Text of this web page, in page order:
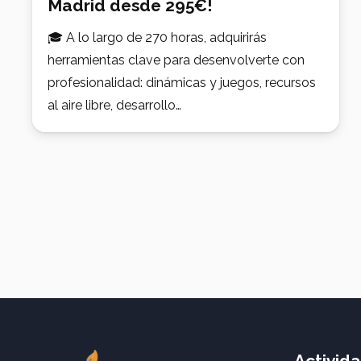
Madrid desde 295€!
🎓 A lo largo de 270 horas, adquirirás
herramientas clave para desenvolverte con
profesionalidad: dinámicas y juegos, recursos
al aire libre, desarrollo…